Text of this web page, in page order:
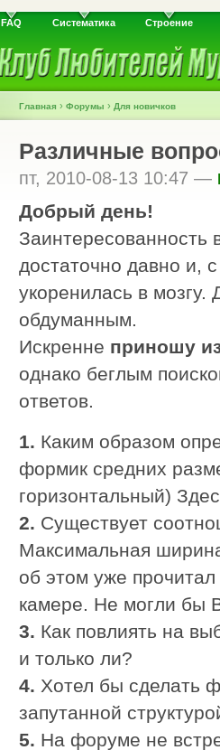
FAQ Систематика Строение
Главная › Форумы › Для новичков
Различные
пт, 2010-08-13 10:47 —
Добрый день!
Заинтересованность
достаточно давно и,
укоренилась в
обдуманным.
Искренне приношу
однако беглым
ответов.
1. Каким образом
формик средних
горизонтальный)
2. Существует
Максимальная
об этом уже
камере. Не могли бы
3. Как повлиять на
и только ли?
4. Хотел бы сделать
запутанной
5. На форуме не